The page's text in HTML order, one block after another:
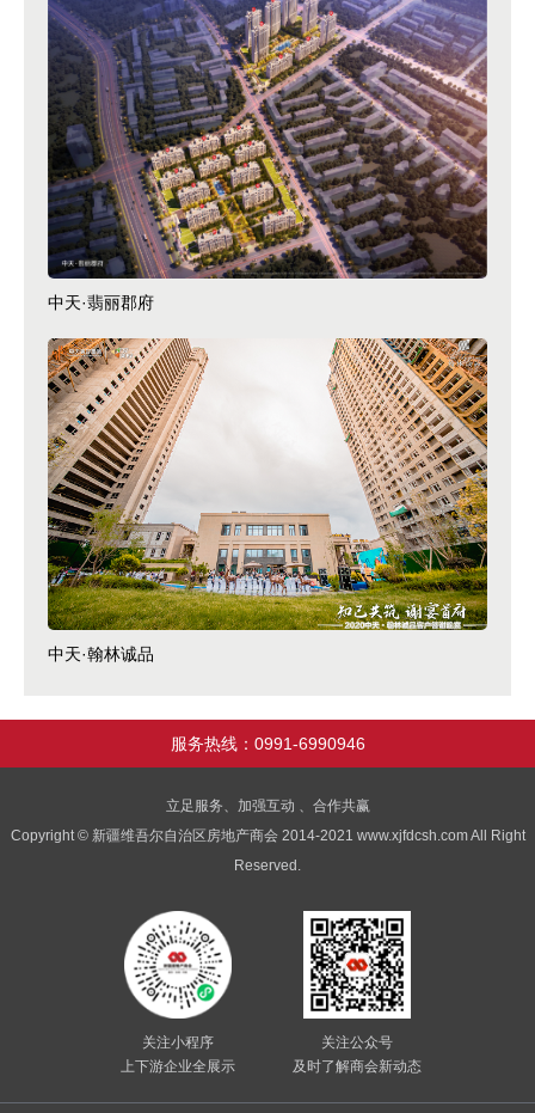
中天·翡丽郡府
中天·翰林诚品
服务热线：0991-6990946
立足服务、加强互动 、合作共赢
Copyright © 新疆维吾尔自治区房地产商会 2014-2021 www.xjfdcsh.com All Right
Reserved.
关注小程序
上下游企业全展示
关注公众号
及时了解商会新动态